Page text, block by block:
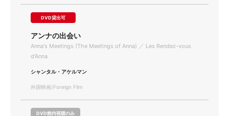
DVD貸出可
アンナの出会い
Anna's Meetings (The Meetings of Anna) ／ Les Rendez-vous
d'Anna
シャンタル・アケルマン
外国映画/Foreign Film
DVD館内視聴のみ